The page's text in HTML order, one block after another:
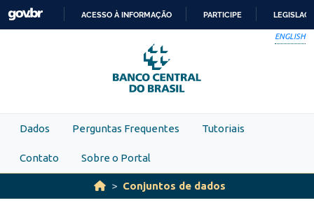
Skip to main content
PARA
O
CONTEÚDO
ACESSO À INFORMAÇÃO PARTICIPE
ENGLISH
Dados Perguntas Frequentes Tutoriais
Contato Sobre o Portal
Conjuntos de dados